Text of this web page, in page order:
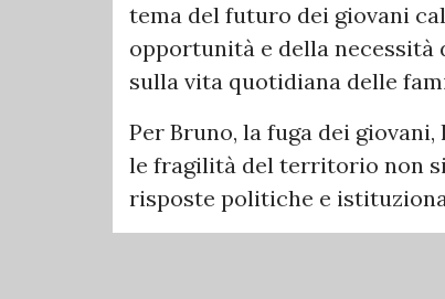
tema del futuro dei giovani
opportunità e della
sulla vita quotidiana delle
Per Bruno, la fuga dei
le fragilità del territorio non
risposte politiche e